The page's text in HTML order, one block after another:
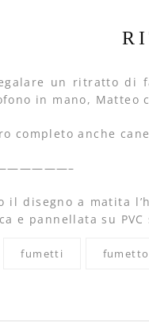
un ritratto di
in mano,
completo anche
il disegno a matita
e pannellata su
fumetti